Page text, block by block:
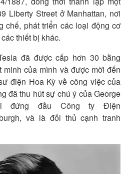
Liberty Street ở Manhattan, nơi
chế, phát triển các loại động cơ
thiết bị khác.
đã được cấp hơn 30 bằng
minh của mình và được mời đến
điện Hoa Kỳ về công việc của
đã thu hút sự chú ý của George
đứng đầu Công ty Điện
và là đối thủ cạnh tranh